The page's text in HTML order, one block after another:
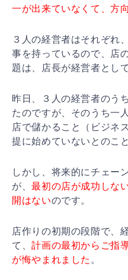
一が出来ていなくて、方
３人の経営者はそれぞれ
事を持っているので、店
題は、店長が経営者とし
昨日、３人の経営者のう
たのですが、そのうち一
店で儲かること（ビジネ
提に始めていないとのこ
しかし、将来的にチェー
が、最初の店が成功しな
開はないのです。
店作りの初期の段階で、
て、計画の最初からご指
が悔やまれました 。